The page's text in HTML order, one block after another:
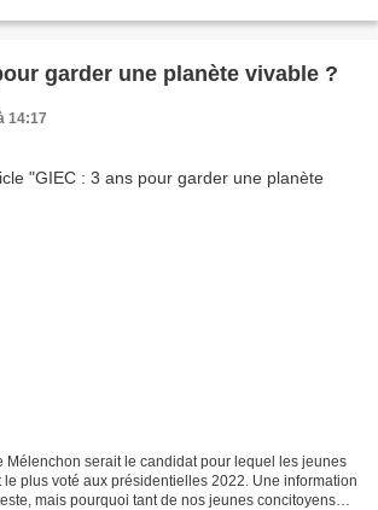
garder une planète vivable ?
14:17
Mélenchon serait le candidat pour lequel les jeunes
plus voté aux présidentielles 2022. Une information
mais pourquoi tant de nos jeunes concitoyens